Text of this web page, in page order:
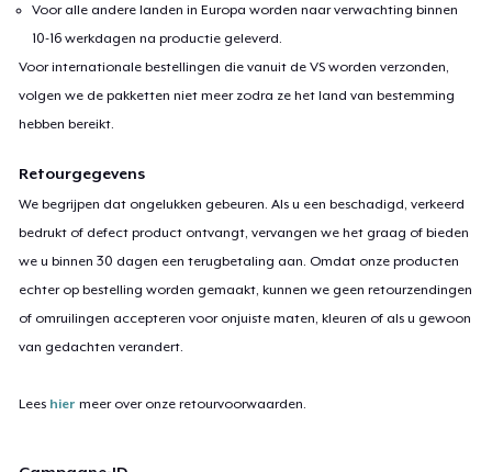
Voor alle andere landen in Europa worden naar verwachting binnen
10-16 werkdagen na productie geleverd.
Voor internationale bestellingen die vanuit de VS worden verzonden,
volgen we de pakketten niet meer zodra ze het land van bestemming
hebben bereikt.
Retourgegevens
We begrijpen dat ongelukken gebeuren. Als u een beschadigd, verkeerd
bedrukt of defect product ontvangt, vervangen we het graag of bieden
we u binnen 30 dagen een terugbetaling aan. Omdat onze producten
echter op bestelling worden gemaakt, kunnen we geen retourzendingen
of omruilingen accepteren voor onjuiste maten, kleuren of als u gewoon
van gedachten verandert.
Lees hier meer over onze retourvoorwaarden.